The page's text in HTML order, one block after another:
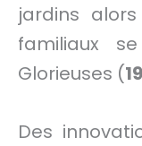
jardins
familiaux
Glorieuses (
Des